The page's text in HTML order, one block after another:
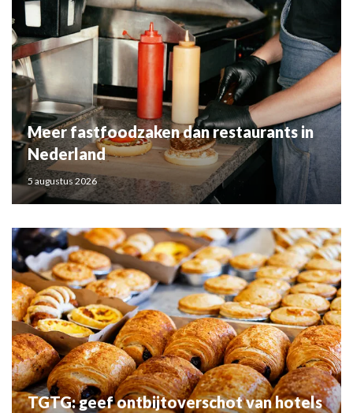
Meer fastfoodzaken dan restaurants in
Nederland
5 augustus 2026
TGTG: geef ontbijtoverschot van hotels